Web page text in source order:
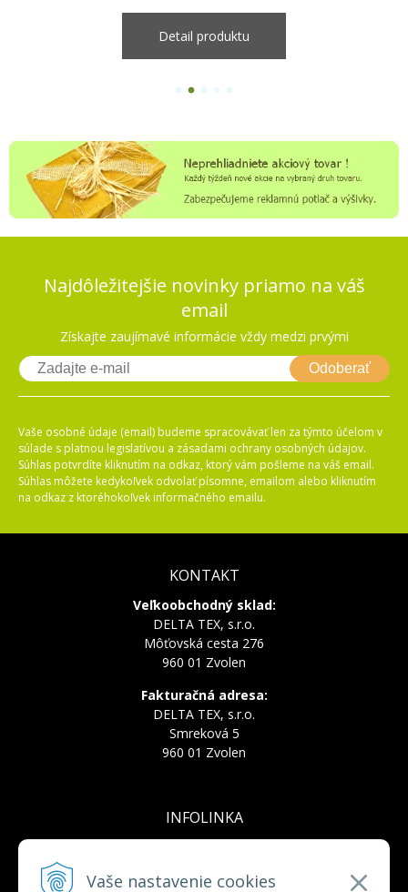
Vaše nastavenie cookies
Detail produktu
2
Najdôležitejšie novinky priamo na váš
email
Získajte zaujímavé informácie vždy medzi prvými
Odoberať
Vaše osobné údaje (email) budeme spracovávať len za týmto účelom v
súlade s platnou legislatívou a zásadami ochrany osobných údajov.
Súhlas potvrdíte kliknutím na odkaz, ktorý vám pošleme na váš email.
Súhlas môžete kedykoľvek odvolať písomne, emailom alebo kliknutím
na odkaz z ktoréhokoľvek informačného emailu.
KONTAKT
Veľkoobchodný sklad:
DELTA TEX, s.r.o.
Môťovská cesta 276
960 01 Zvolen
Fakturačná adresa:
DELTA TEX, s.r.o.
Smreková 5
960 01 Zvolen
INFOLINKA
E-mail:deltatex@deltatex.sk